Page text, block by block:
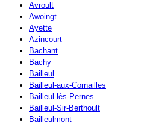
Avroult
Awoingt
Ayette
Azincourt
Bachant
Bachy
Bailleul
Bailleul-aux-Cornailles
Bailleul-lès-Pernes
Bailleul-Sir-Berthoult
Bailleulmont